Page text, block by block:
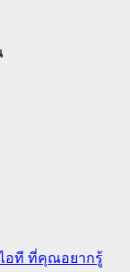
อที ที่คุณอยากรู้